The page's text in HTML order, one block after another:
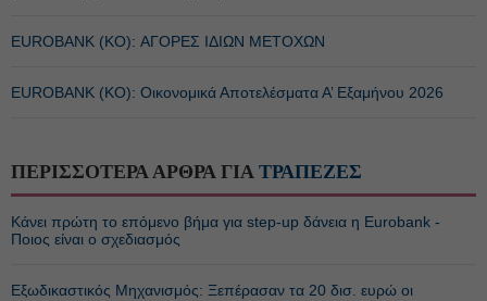
EUROBANK (ΚΟ): ΑΓΟΡΕΣ ΙΔΙΩΝ ΜΕΤΟΧΩΝ
EUROBANK (ΚΟ): Οικονομικά Αποτελέσματα Α’ Εξαμήνου 2026
ΠΕΡΙΣΣΟΤΕΡΑ ΑΡΘΡΑ ΓΙΑ ΤΡΑΠΕΖΕΣ
Κάνει πρώτη το επόμενο βήμα για step-up δάνεια η Eurobank -
Ποιος είναι ο σχεδιασμός
Εξωδικαστικός Μηχανισμός: Ξεπέρασαν τα 20 δισ. ευρώ οι